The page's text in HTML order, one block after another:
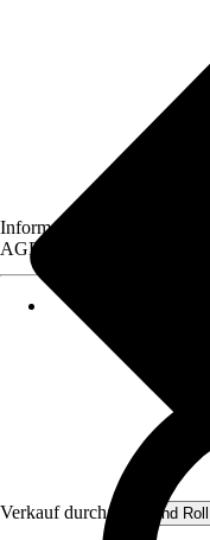
Verkauf durch: Rug and Roll
Informationen des
AGB, finden Sie bei Klick